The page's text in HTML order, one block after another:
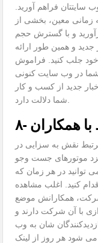
سایتتان فراهم آورید.
زمانی معین، بخشی از
و با گسترش حجم
جدید و همین طور ارائه
خود جلب کنید. فراموش
شما در وب سایت کنونی
جدید از کسب و کار
با همکاران
نقش به سزایی در
نزد موتورهای جست وجو
توانید در هر زمان که
کنید. اغلب مشاهده
همکارانش موضع
با آن شرکت دارند و
شان به وب
شود هر روز از لینک